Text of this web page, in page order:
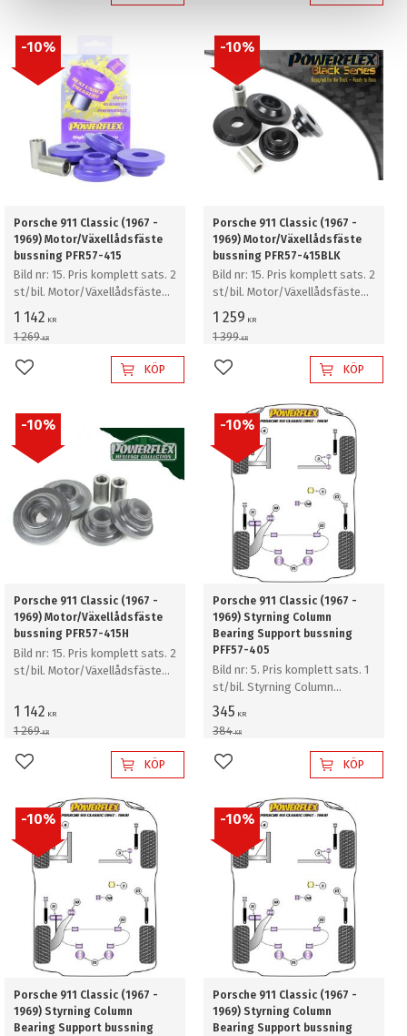
Porsche 911 Classic (1967 -
1969) Motor/Växellådsfäste
bussning PFR57-415
Bild nr: 15. Pris komplett sats. 2
st/bil. Motor/Växellådsfäste
bussning
1 142 KR
1 269KR
10%
Lägg till i favoriterKÖP
Porsche 911 Classic (1967 -
1969) Motor/Växellådsfäste
bussning PFR57-415BLK
Bild nr: 15. Pris komplett sats. 2
st/bil. Motor/Växellådsfäste
bussning
1 259 KR
1 399KR
10%
Lägg till i favoriterKÖP
Porsche 911 Classic (1967 -
1969) Motor/Växellådsfäste
bussning PFR57-415H
Bild nr: 15. Pris komplett sats. 2
st/bil. Motor/Växellådsfäste
1 142 KR
1 269KR
10%
Lägg till i favoriterKÖP
Porsche 911 Classic (1967 -
1969) Styrning Column
Bearing Support bussning
PFF57-405
Bild nr: 5. Pris komplett sats. 1
st/bil. Styrning Column
Bearing Support bussning
345 KR
384KR
10%
Lägg till i favoriterKÖP
Porsche 911 Classic (1967 -
1969) Styrning Column
Bearing Support bussning
10%
Porsche 911 Classic (1967 -
1969) Styrning Column
Bearing Support bussning
10%